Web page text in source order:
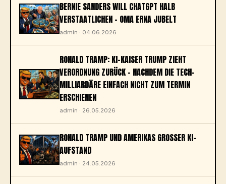
BERNIE SANDERS WILL CHATGPT HALB
VERSTAATLICHEN – OMA ERNA JUBELT
admin · 04.06.2026
RONALD TRAMP: KI-KAISER TRUMP ZIEHT
VERORDNUNG ZURÜCK – NACHDEM DIE TECH-
MILLIARDÄRE EINFACH NICHT ZUM TERMIN
ERSCHIENEN
admin · 26.05.2026
RONALD TRAMP UND AMERIKAS GROSSER KI-A
UFSTAND
admin · 24.05.2026